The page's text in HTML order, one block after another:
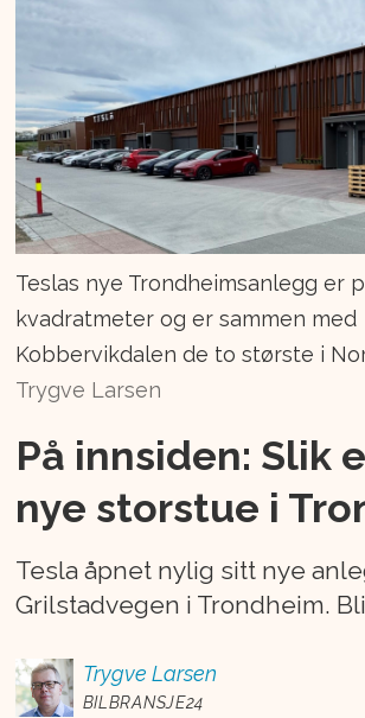
Teslas nye Trondheimsanlegg er
kvadratmeter og er sammen med
Kobbervikdalen de to største i
Trygve Larsen
På innsiden: Slik
nye storstue i
Tesla åpnet nylig sitt nye
Grilstadvegen i Trondheim.
Trygve Larsen
BILBRANSJE24